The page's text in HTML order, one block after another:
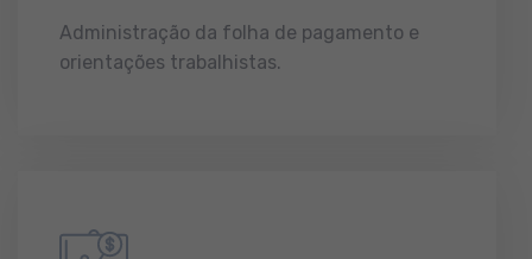
Administração da folha de pagamento e
orientações trabalhistas.